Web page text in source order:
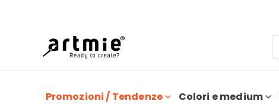
Promozioni / Tendenze Colori e medium